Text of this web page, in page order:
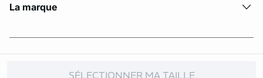
SÉLECTIONNER MA TAILLE
La marque